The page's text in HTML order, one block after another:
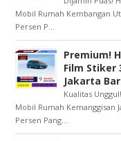
Mobil Rumah Kembangan
Persen P...
Premium!
Film Stiker
Jakarta
Kualitas
Mobil Rumah Kemanggisan
Persen Pang...